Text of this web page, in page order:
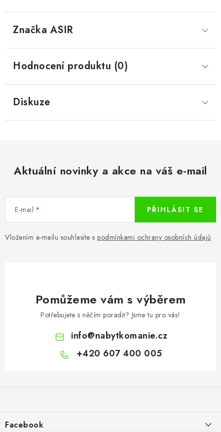
Značka ASIR
Hodnocení produktu (0)
Diskuze
Aktuální novinky a akce na váš e-mail
E-mail
Vložením e-mailu souhlasíte s podmínkami ochrany osobních údajů
PŘIHLÁSIT SE
Pomůžeme vám s výběrem
Potřebujete s něčím poradit? Jsme tu pro vás!
info@nabytkomanie.cz
+420 607 400 005
aFacebook